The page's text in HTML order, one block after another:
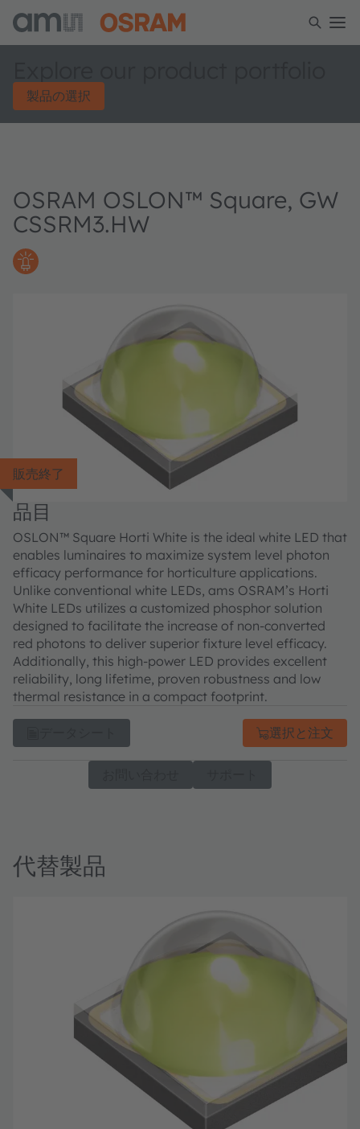
製品の選択
OSRAM OSLON™ Square, GW
CSSRM3.HW
販売終了
品目
OSLON™ Square Horti White is the ideal white LED that
enables luminaires to maximize system level photon
efficacy performance for horticulture applications.
Unlike conventional white LEDs, ams OSRAM’s Horti
White LEDs utilizes a customized phosphor solution
designed to facilitate the increase of non-converted
red photons to deliver superior fixture level efficacy.
Additionally, this high-power LED provides excellent
reliability, long lifetime, proven robustness and low
thermal resistance in a compact footprint.
選択と注文
代替製品